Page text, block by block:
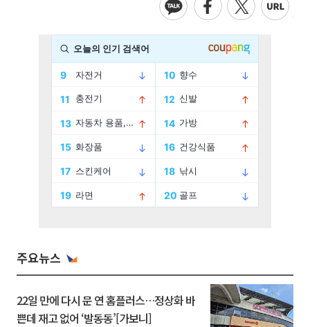
주요뉴스
22일 만에 다시 문 연 홈플러스…정상화 바
쁜데 재고 없어 ‘발동동’[가보니]